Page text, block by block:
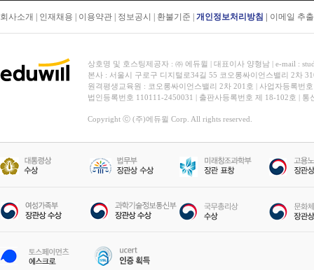
회사소개 인재채용 이용약관 정보공시 환불기준 개인정보처리방침 이메일 추
상호명 및 호스팅제공자 : ㈜ 에듀윌 | 대표이사 양형남 | e-mail :
본사 : 서울시 구로구 디지털로34길 55 코오롱싸이언스밸리 2차
원격평생교육원 : 코오롱싸이언스밸리 2차 201호 | 사업자등록번
법인등록번호 110111-2450031 | 출판사등록번호 제 18-102호 |
Copyright ⓒ (주)에듀윌 Corp. All rights reserved.